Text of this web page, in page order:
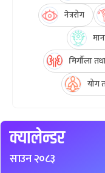
नेत्ररोग
मिर्गौला
योग
क्यालेन्डर
साउन २०८३